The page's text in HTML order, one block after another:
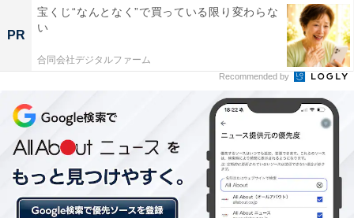
回答者からは「実在の人物を演じるのは難しいと思う
が、嫌味なく演じていたから」（広島県、50代男性）、
「毎回役によって違う顔を見せてくれますが、1つのド
ラマで年齢ごとの演じ分けが圧巻でした」（東京都、40
代女性）といった意見が聞かれました。
PR
宝くじ“なんとなく”で買っている限り変わらな
い
合同会社デジタルファーム
Recommended by